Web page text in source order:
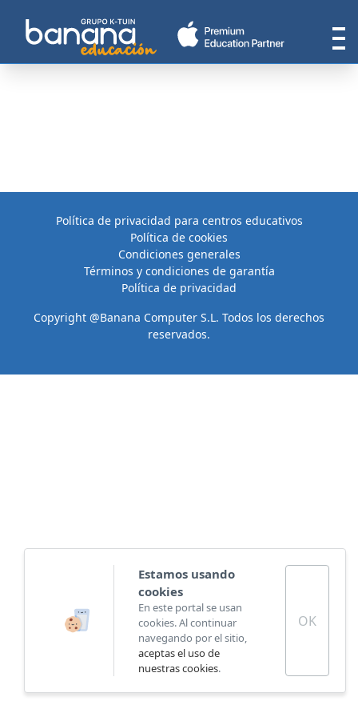
Política de privacidad para centros educativos
Política de cookies
Condiciones generales
Términos y condiciones de garantía
Política de privacidad
Copyright @Banana Computer S.L. Todos los derechos
reservados.
Estamos usando
cookies
En este portal se usan
cookies. Al continuar
navegando por el sitio,
aceptas el uso de
nuestras cookies.
OK